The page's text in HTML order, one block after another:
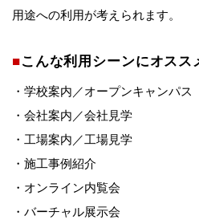
用途への利用が考えられます。
■こんな利用シーンにオスス
・学校案内／オープンキャンパス
・会社案内／会社見学
・工場案内／工場見学
・施工事例紹介
・オンライン内覧会
・バーチャル展示会